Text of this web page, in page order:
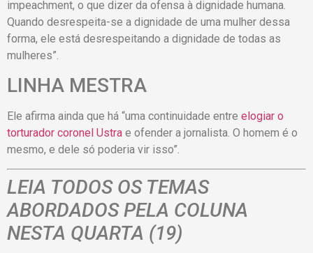
impeachment, o que dizer da ofensa à dignidade humana.
Quando desrespeita-se a dignidade de uma mulher dessa
forma, ele está desrespeitando a dignidade de todas as
mulheres”.
LINHA MESTRA
Ele afirma ainda que há “uma continuidade entre elogiar o
torturador coronel Ustra e ofender a jornalista. O homem é o
mesmo, e dele só poderia vir isso”.
LEIA TODOS OS TEMAS
ABORDADOS PELA COLUNA
NESTA QUARTA (19)